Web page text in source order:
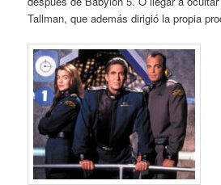
Tallman, que además dirigió la propia